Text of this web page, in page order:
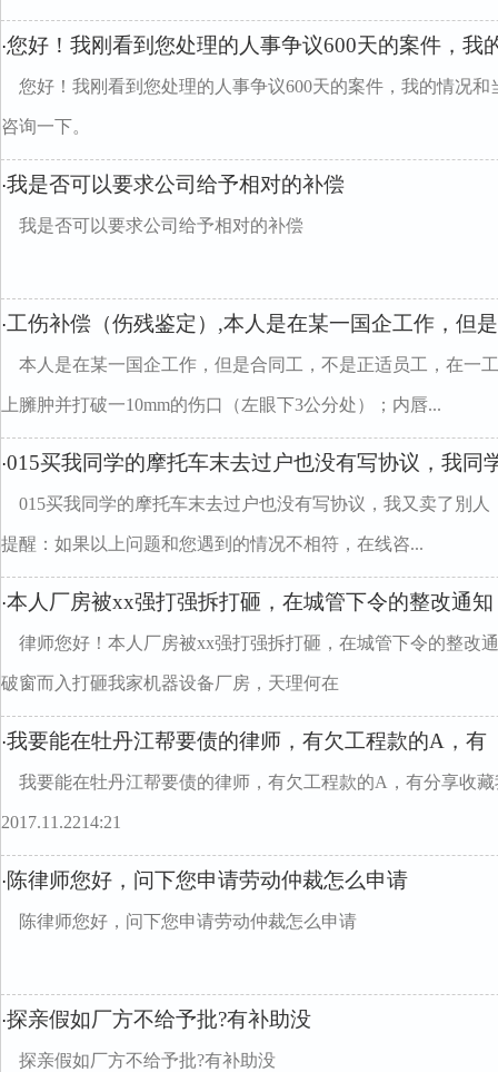
·您好！我刚看到您处理的人事争议600天的案件，我
您好！我刚看到您处理的人事争议600天的案件，我的情况
咨询一下。
·我是否可以要求公司给予相对的补偿
我是否可以要求公司给予相对的补偿
·工伤补偿（伤残鉴定）,本人是在某一国企工作，但
本人是在某一国企工作，但是合同工，不是正适员工，在一
上臃肿并打破一10mm的伤口（左眼下3公分处）；内唇...
·015买我同学的摩托车末去过户也没有写协议，我同
015买我同学的摩托车末去过户也没有写协议，我又卖了別
提醒：如果以上问题和您遇到的情况不相符，在线咨...
·本人厂房被xx强打强拆打砸，在城管下令的整改通知
律师您好！本人厂房被xx强打强拆打砸，在城管下令的整改
破窗而入打砸我家机器设备厂房，天理何在
·我要能在牡丹江帮要债的律师，有欠工程款的A，有
我要能在牡丹江帮要债的律师，有欠工程款的A，有分享收藏
2017.11.2214:21
·陈律师您好，问下您申请劳动仲裁怎么申请
陈律师您好，问下您申请劳动仲裁怎么申请
·探亲假如厂方不给予批?有补助没
探亲假如厂方不给予批?有补助没